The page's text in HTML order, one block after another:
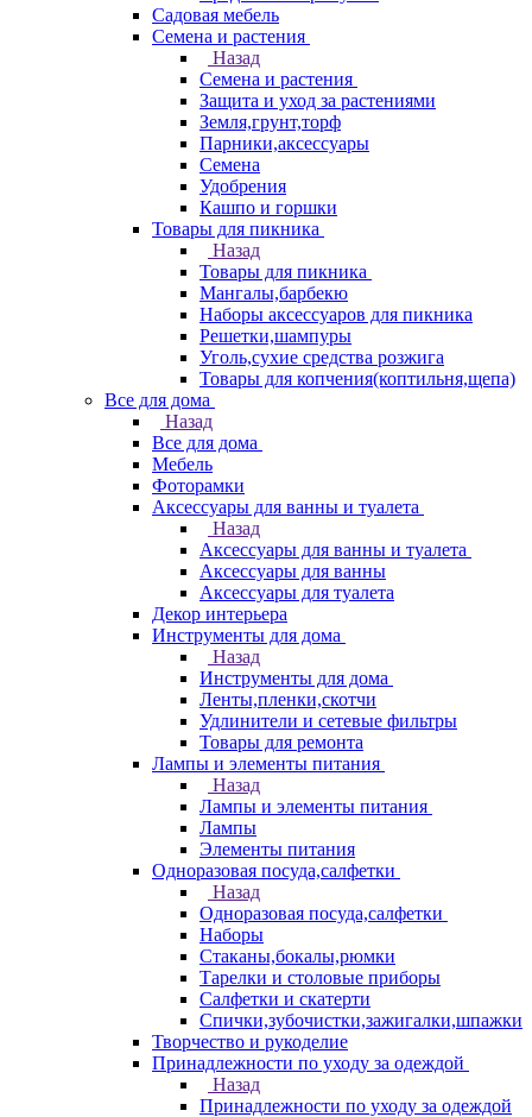
Садовая мебель
Семена и растения
Назад
Семена и растения
Защита и уход за растениями
Земля,грунт,торф
Парники,аксессуары
Семена
Удобрения
Кашпо и горшки
Товары для пикника
Назад
Товары для пикника
Мангалы,барбекю
Наборы аксессуаров для пикника
Решетки,шампуры
Уголь,сухие средства розжига
Товары для копчения(коптильня,щепа)
Все для дома
Назад
Все для дома
Мебель
Фоторамки
Аксессуары для ванны и туалета
Назад
Аксессуары для ванны и туалета
Аксессуары для ванны
Аксессуары для туалета
Декор интерьера
Инструменты для дома
Назад
Инструменты для дома
Ленты,пленки,скотчи
Удлинители и сетевые фильтры
Товары для ремонта
Лампы и элементы питания
Назад
Лампы и элементы питания
Лампы
Элементы питания
Одноразовая посуда,салфетки
Назад
Одноразовая посуда,салфетки
Наборы
Стаканы,бокалы,рюмки
Тарелки и столовые приборы
Салфетки и скатерти
Спички,зубочистки,зажигалки,шпажки
Творчество и рукоделие
Принадлежности по уходу за одеждой
Назад
Принадлежности по уходу за одеждой